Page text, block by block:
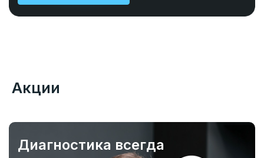
Акции
Диагностика всегда